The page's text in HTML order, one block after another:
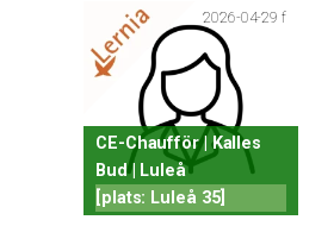
2026-04-29 f
CE-Chaufför | Kalles
Bud | Luleå
[plats: Luleå 35]